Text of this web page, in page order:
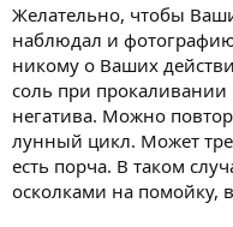
Желательно, чтобы
наблюдал и
никому о Ваших
соль при прокаливании
негатива. Можно
лунный цикл. Может
есть порча. В таком
осколками на помойку,